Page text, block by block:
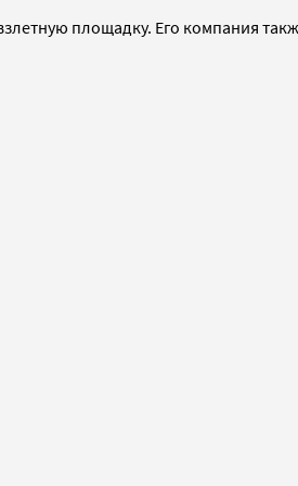
площадку. Его компания